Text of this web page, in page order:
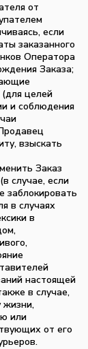
от
если
заказанного
Оператора
Заказа;
целей
и соблюдения
взыскать
Заказ
случае, если
заблокировать
в случаях
в
настоящей
в случае,
жизни,
или
от его